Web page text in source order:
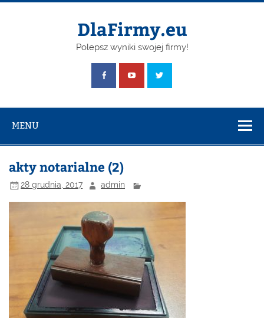
Skip
DlaFirmy.eu
Polepsz wyniki swojej firmy!
MENU
akty notarialne (2)
28 grudnia, 2017 admin